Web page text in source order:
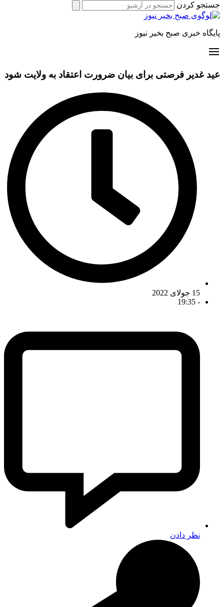
جستجو کردن
پایگاه خبری صبح بخیر نیوز
عید غدیر فرصتی برای بیان ضرورت اعتقاد به ولایت شود
15 جولای 2022
-
19:35
نظر دادن